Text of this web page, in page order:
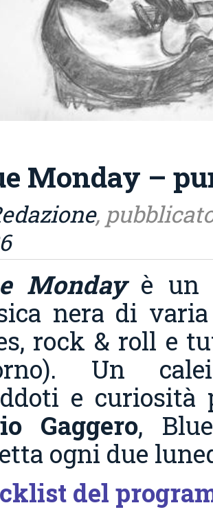
Monday –
,
Monday è un
nera di
rock & roll e
Un
e curiosità
Gaggero,
ogni due
del